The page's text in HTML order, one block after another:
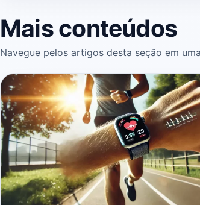
Mais conteúdos
Navegue pelos artigos desta seção em